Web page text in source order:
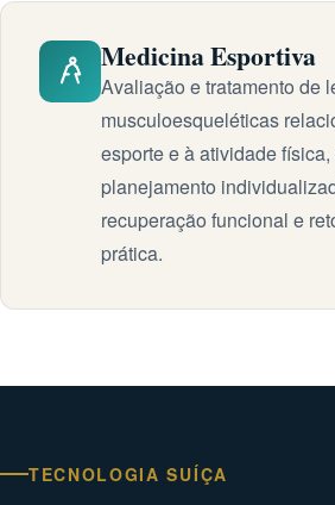
Medicina Esportiva
Avaliação e tratamento de
musculoesqueléticas
esporte e à atividade
planejamento
recuperação funcional e
prática.
TECNOLOGIA SUÍÇA